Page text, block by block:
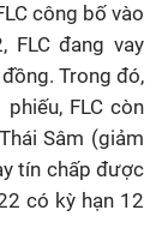
công bố vào
đang vay
Trong đó,
FLC còn
Sâm (giảm
tín chấp được
có kỳ hạn 12